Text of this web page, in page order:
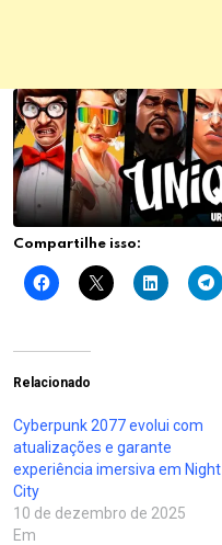
Compartilhe isso:
Relacionado
Cyberpunk 2077 evolui com
atualizações e garante
experiência imersiva em Night
City
10 de dezembro de 2025
Em